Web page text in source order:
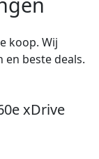
koop. Wij
beste deals.
xDrive